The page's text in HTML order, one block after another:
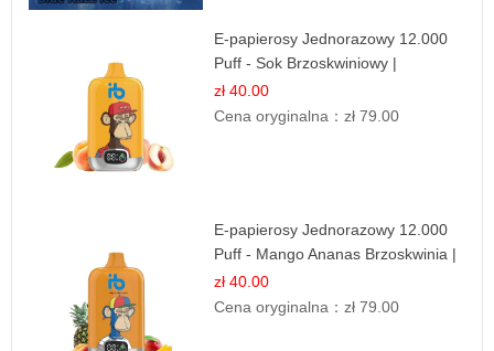
E-papierosy Jednorazowy 12.000
Puff - Sok Brzoskwiniowy |
Owocowa Świeżość
zł 40.00
Cena oryginalna：zł 79.00
E-papierosy Jednorazowy 12.000
Puff - Mango Ananas Brzoskwinia |
Tropikalna Mieszanka
zł 40.00
Cena oryginalna：zł 79.00